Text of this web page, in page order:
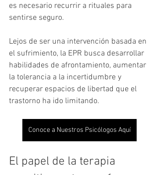
es necesario recurrir a rituales para
sentirse seguro.
Lejos de ser una intervención basada en
el sufrimiento, la EPR busca desarrollar
habilidades de afrontamiento, aumentar
la tolerancia a la incertidumbre y
recuperar espacios de libertad que el
trastorno ha ido limitando.
Conoce a Nuestros Psicólogos Aquí
El papel de la terapia